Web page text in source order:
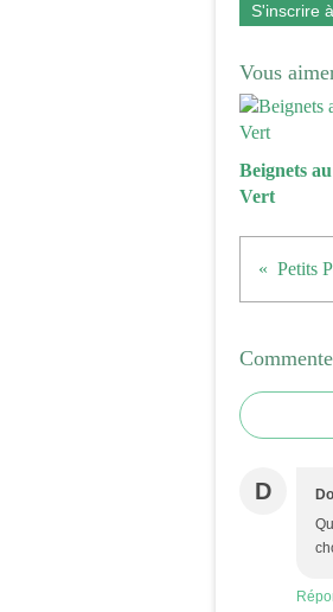
S'inscrire
Vous
Beignets
Vert
Petits
D